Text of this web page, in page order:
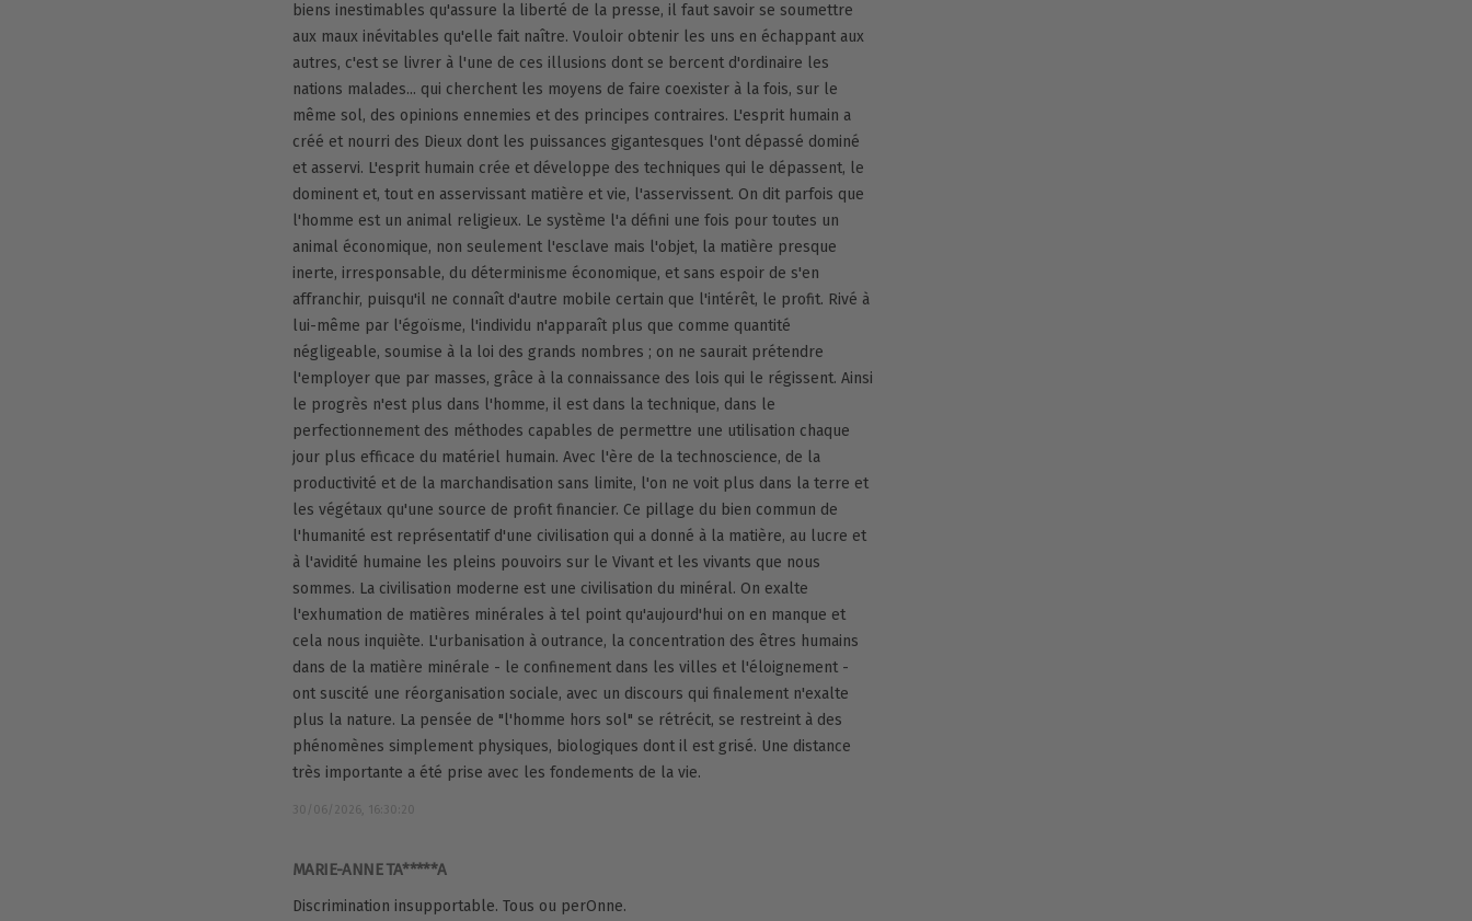
biens inestimables qu'assure la liberté de la presse, il faut savoir se soumettre
aux maux inévitables qu'elle fait naître. Vouloir obtenir les uns en échappant aux
autres, c'est se livrer à l'une de ces illusions dont se bercent d'ordinaire les
nations malades... qui cherchent les moyens de faire coexister à la fois, sur le
même sol, des opinions ennemies et des principes contraires. L'esprit humain a
créé et nourri des Dieux dont les puissances gigantesques l'ont dépassé dominé
et asservi. L'esprit humain crée et développe des techniques qui le dépassent, le
dominent et, tout en asservissant matière et vie, l'asservissent. On dit parfois que
l'homme est un animal religieux. Le système l'a défini une fois pour toutes un
animal économique, non seulement l'esclave mais l'objet, la matière presque
inerte, irresponsable, du déterminisme économique, et sans espoir de s'en
affranchir, puisqu'il ne connaît d'autre mobile certain que l'intérêt, le profit. Rivé à
lui-même par l'égoïsme, l'individu n'apparaît plus que comme quantité
négligeable, soumise à la loi des grands nombres ; on ne saurait prétendre
l'employer que par masses, grâce à la connaissance des lois qui le régissent. Ainsi
le progrès n'est plus dans l'homme, il est dans la technique, dans le
perfectionnement des méthodes capables de permettre une utilisation chaque
jour plus efficace du matériel humain. Avec l'ère de la technoscience, de la
productivité et de la marchandisation sans limite, l'on ne voit plus dans la terre et
les végétaux qu'une source de profit financier. Ce pillage du bien commun de
l'humanité est représentatif d'une civilisation qui a donné à la matière, au lucre et
à l'avidité humaine les pleins pouvoirs sur le Vivant et les vivants que nous
sommes. La civilisation moderne est une civilisation du minéral. On exalte
l'exhumation de matières minérales à tel point qu'aujourd'hui on en manque et
cela nous inquiète. L'urbanisation à outrance, la concentration des êtres humains
dans de la matière minérale - le confinement dans les villes et l'éloignement -
ont suscité une réorganisation sociale, avec un discours qui finalement n'exalte
plus la nature. La pensée de "l'homme hors sol" se rétrécit, se restreint à des
phénomènes simplement physiques, biologiques dont il est grisé. Une distance
très importante a été prise avec les fondements de la vie.
30/06/2026, 16:30:20
MARIE-ANNE TA*****A
Discrimination insupportable. Tous ou perOnne.